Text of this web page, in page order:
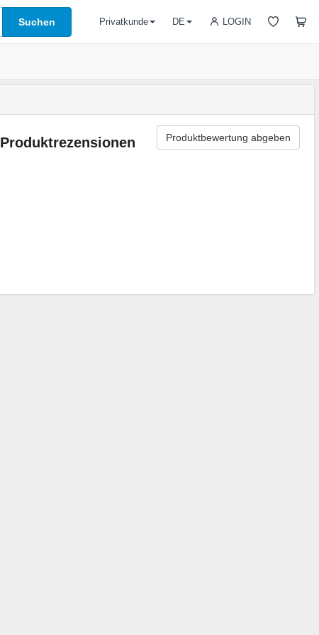
Suchen LOGIN
Privatkunde DE
Produktrezensionen Produktbewertung abgeben